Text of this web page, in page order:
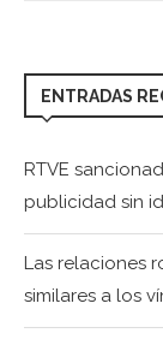
ENTRADAS
RTVE
publicidad sin
Las relaciones
similares a los